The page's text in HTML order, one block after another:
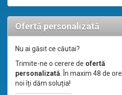
Ofertă personalizată
Nu ai găsit ce căutai?
Trimite-ne o cerere de ofertă
personalizată. În maxim 48 de ore
noi îți dăm soluția!